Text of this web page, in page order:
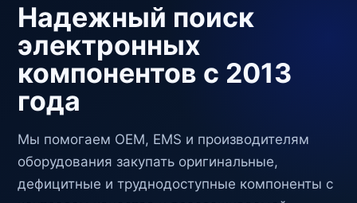
Когда стандартные
каналы поставки
останавливаются,
закупка должна
продолжаться
Мы поддерживаем дефицитные, снятые с
производства и долгосрочные позиции через